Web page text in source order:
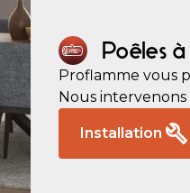
Poêles à
Proflamme vous
Nous
Installation